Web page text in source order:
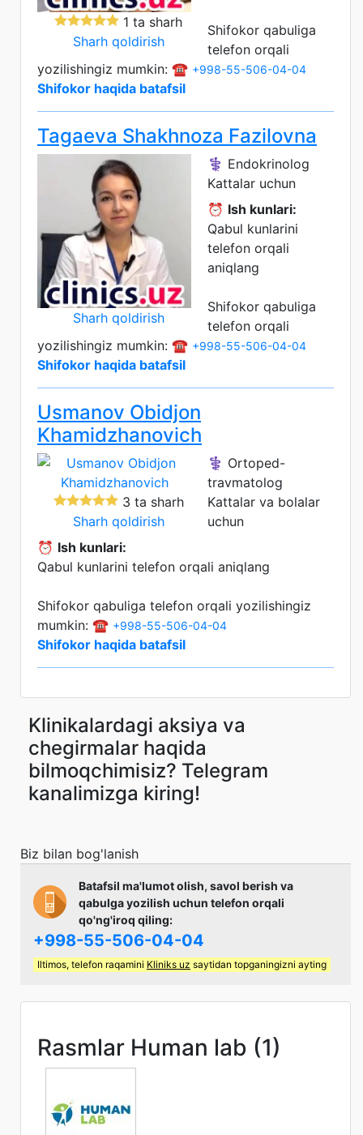
1 ta sharh
Sharh qoldirish
Shifokor qabuliga
telefon orqali
yozilishingiz mumkin: ☎️ +998-55-506-04-04
Shifokor haqida batafsil
Tagaeva Shakhnoza Fazilovna
Sharh qoldirish
⚕️ Endokrinolog
Kattalar uchun
⏰ Ish kunlari:
Qabul kunlarini
telefon orqali
aniqlang
Shifokor qabuliga
telefon orqali
yozilishingiz mumkin: ☎️ +998-55-506-04-04
Shifokor haqida batafsil
Usmanov Obidjon
Khamidzhanovich
3 ta sharh
Sharh qoldirish
⚕️ Ortoped-
travmatolog
Kattalar va bolalar
uchun
⏰ Ish kunlari:
Qabul kunlarini telefon orqali aniqlang
Shifokor qabuliga telefon orqali yozilishingiz
mumkin: ☎️ +998-55-506-04-04
Shifokor haqida batafsil
Klinikalardagi aksiya va
chegirmalar haqida
bilmoqchimisiz? Telegram
kanalimizga kiring!
Biz bilan bog'lanish
Batafsil ma'lumot olish, savol berish va
qabulga yozilish uchun telefon orqali
qo'ng'iroq qiling:
+998-55-506-04-04
Iltimos, telefon raqamini Kliniks uz saytidan topganingizni ayting
Rasmlar Human lab (1)